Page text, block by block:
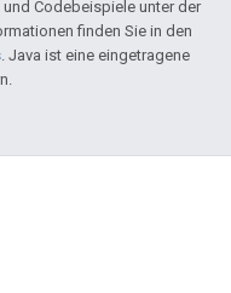
und Codebeispiele unter der
finden Sie in den
. Java ist eine eingetragene